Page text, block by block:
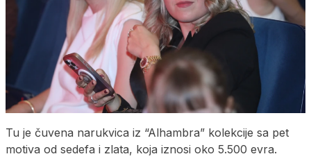
Tu je čuvena narukvica iz “Alhambra” kolekcije sa pet
motiva od sedefa i zlata, koja iznosi oko 5.500 evra.